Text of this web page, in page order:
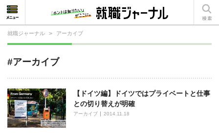
就職ジャーナル > アーカイブ
#アーカイブ
【ドイツ編】ドイツではプライベートと仕事
との切り替えが明確
アーカイブ 2014.11.18
就活相談
就活ノウハウ
仕事の選び方・ヒント
仕事とは？
就活コラム